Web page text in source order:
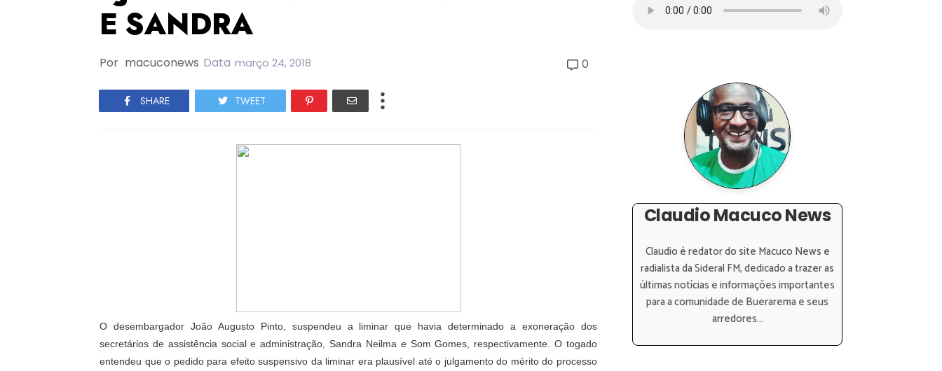
E SANDRA
Por macuconews Data março 24, 2018 0
SHARE TWEET
O desembargador João Augusto Pinto, suspendeu a liminar que havia determinado a exoneração dos
secretários de assistência social e administração, Sandra Neilma e Som Gomes, respectivamente. O togado
entendeu que o pedido para efeito suspensivo da liminar era plausível até o julgamento do mérito do processo
Claudio Macuco News
Claudio é redator do site Macuco News e
radialista da Sideral FM, dedicado a trazer as
últimas notícias e informações importantes
para a comunidade de Buerarema e seus
arredores...